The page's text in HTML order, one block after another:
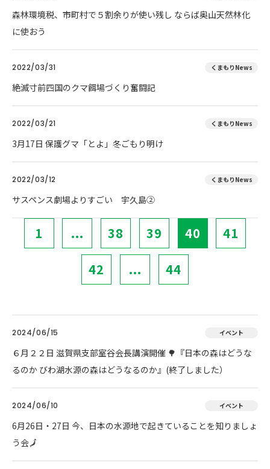
森林環境税、市町村で５割余りが使い残し ならば奥山天然林化
に使おう
2022/03/31 くまもりNews
絶滅寸前四国のクマ餌場づくり奮闘記
2022/03/21 くまもりNews
3月17日 保護グマ「とよ」冬ごもり明け
2022/03/12 くまもりNews
サスペンス劇場よりすごい 宇久島②
1 ... 38 39 40 41
42 ... 44
2024/06/15 イベント
６月２２日 滋賀県支部室谷会長講演開催 🌳『日本の森はどうな
るのか びわ湖水源の森はどうなるのか』(終了しました）
2024/06/10 イベント
6月26日・27日 今、日本の水源地で起きていることを知りましょ
う会🗾